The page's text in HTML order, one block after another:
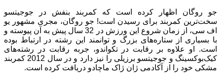
جو روگان اظهار کرده است که کمربند بنفش در جوجیتسو
سخت‌ترین کمربند برای رسیدن است! جو روگان، مجری مشهور یو
اف سی، از زمان شروع این ورزش در 32 سال پیش به آن پیوسته و
با بسیاری از ستاره‌های بزرگ و توانمند این رشته در ارتباط بوده
است. او علاوه بر رقابت در تکواندو، جربه رقابت در رشته‌های
کیک‌بوکسینگ و جوجیتسو برزیلی را نیز دارد و در سال 2012 کمربند
مشکی خود را از آکادمی ژان ژاک ماچادو دریافت کرده است.